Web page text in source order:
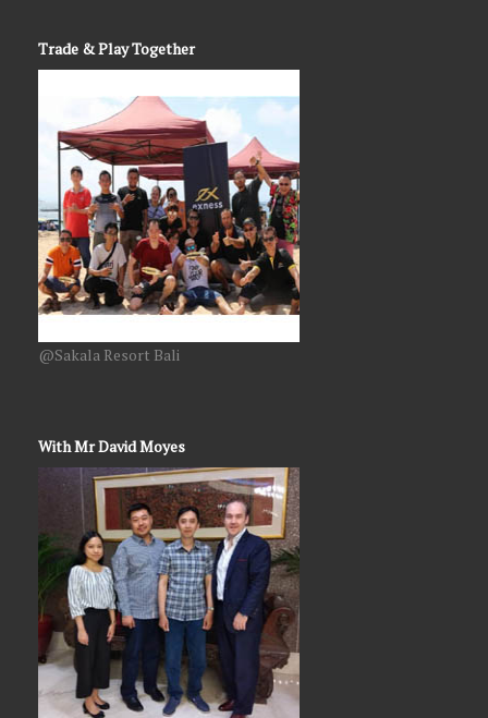
Trade & Play Together
@Sakala Resort Bali
With Mr David Moyes